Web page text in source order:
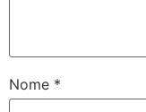
Nome *